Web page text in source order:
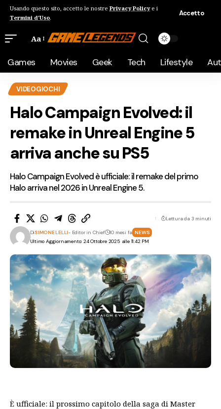
Usando questo sito, accetto le nostre Privacy Policye i
Termini d'Uso.
Accetto
Aa
Games Movies Geek Tech Lifestyle
VIDEOGIOCHI
Halo Campaign Evolved: il
remake in Unreal Engine 5
arriva anche su PS5
Halo Campaign Evolved è ufficiale: il remake del primo
Halo arriva nel 2026 in Unreal Engine 5.
Ultimo Aggiornamento: 24 Ottobre 2025 alle 11:42 PM
DiSIMONE LELLI- Editor in Chief 10 mesi fa NEWS
Lettura da 3 minuti
È ufficiale: il prossimo capitolo della saga di Master